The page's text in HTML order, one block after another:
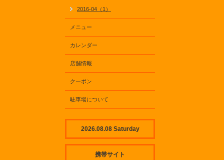
2016-04（1）
メニュー
カレンダー
店舗情報
クーポン
駐車場について
2026.08.08 Saturday
携帯サイト